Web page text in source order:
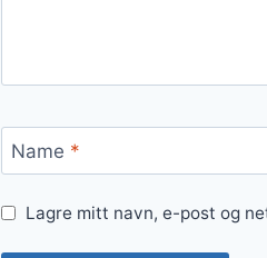
Name *
Lagre mitt navn, e-post og